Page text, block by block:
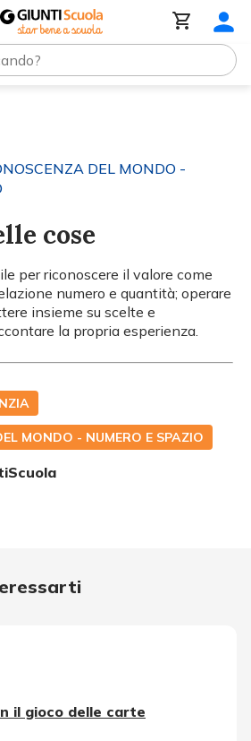
DEL MONDO -
cose
per riconoscere il valore come
numero e quantità; operare
insieme su scelte e
la propria esperienza.
MONDO - NUMERO E SPAZIO
il gioco delle carte